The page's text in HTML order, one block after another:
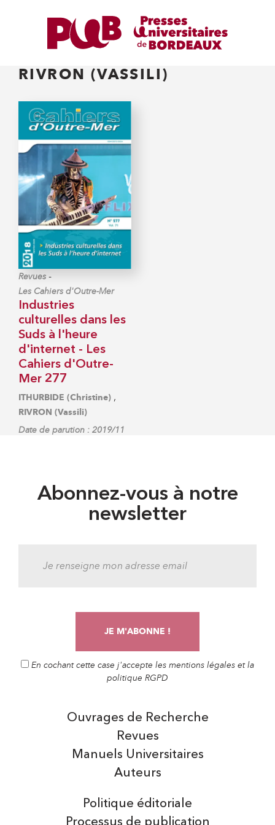
RIVRON (VASSILI)
Revues -
Les Cahiers d'Outre-Mer
Industries
culturelles dans les
Suds à l'heure
d'internet - Les
Cahiers d'Outre-
Mer 277
ITHURBIDE (Christine) ,
RIVRON (Vassili)
Date de parution : 2019/11
Abonnez-vous à notre
newsletter
En cochant cette case j'accepte les mentions légales et la
politique RGPD
Auteurs
Manuels Universitaires
Ouvrages de Recherche
Revues
Politique éditoriale
Processus de publication